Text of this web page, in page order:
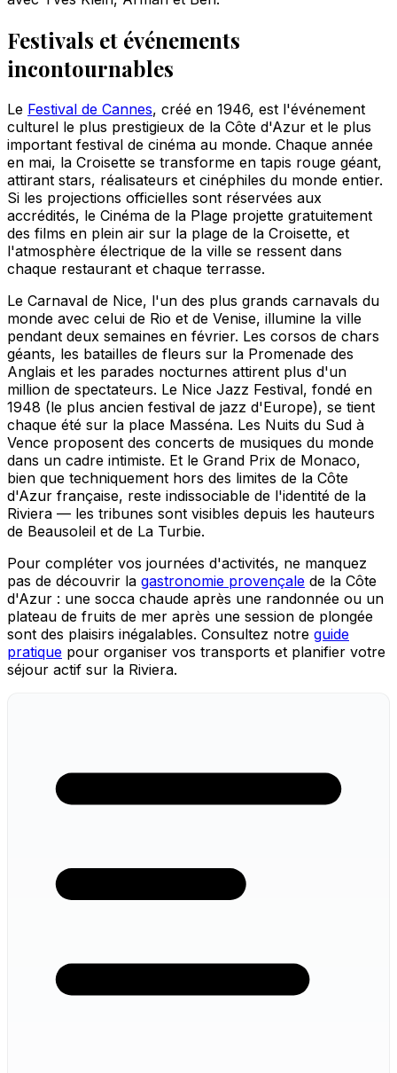
Festivals et événements
incontournables
Le Festival de Cannes, créé en 1946, est l'événement
culturel le plus prestigieux de la Côte d'Azur et le plus
important festival de cinéma au monde. Chaque année
en mai, la Croisette se transforme en tapis rouge géant,
attirant stars, réalisateurs et cinéphiles du monde entier.
Si les projections officielles sont réservées aux
accrédités, le Cinéma de la Plage projette gratuitement
des films en plein air sur la plage de la Croisette, et
l'atmosphère électrique de la ville se ressent dans
chaque restaurant et chaque terrasse.
Le Carnaval de Nice, l'un des plus grands carnavals du
monde avec celui de Rio et de Venise, illumine la ville
pendant deux semaines en février. Les corsos de chars
géants, les batailles de fleurs sur la Promenade des
Anglais et les parades nocturnes attirent plus d'un
million de spectateurs. Le Nice Jazz Festival, fondé en
1948 (le plus ancien festival de jazz d'Europe), se tient
chaque été sur la place Masséna. Les Nuits du Sud à
Vence proposent des concerts de musiques du monde
dans un cadre intimiste. Et le Grand Prix de Monaco,
bien que techniquement hors des limites de la Côte
d'Azur française, reste indissociable de l'identité de la
Riviera — les tribunes sont visibles depuis les hauteurs
de Beausoleil et de La Turbie.
Pour compléter vos journées d'activités, ne manquez
pas de découvrir la gastronomie provençale de la Côte
d'Azur : une socca chaude après une randonnée ou un
plateau de fruits de mer après une session de plongée
sont des plaisirs inégalables. Consultez notre guide
pratique pour organiser vos transports et planifier votre
séjour actif sur la Riviera.